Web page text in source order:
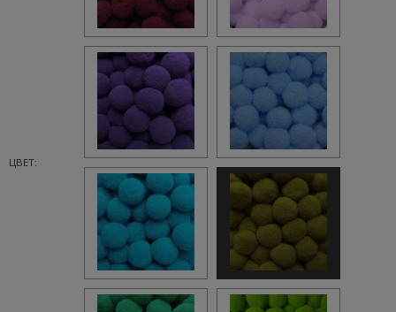
ЦВЕТ: